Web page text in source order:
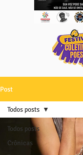
Post
Todos posts
Crônicas
Todos posts